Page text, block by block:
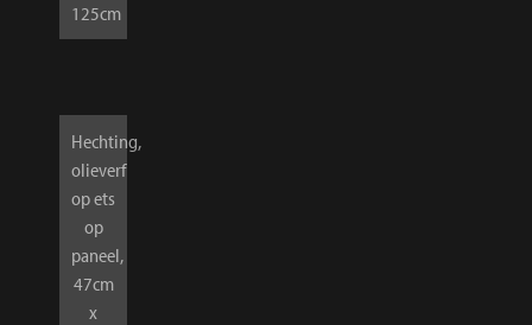
125cm
Hechting,
olieverf
op ets
op
paneel,
47cm
x